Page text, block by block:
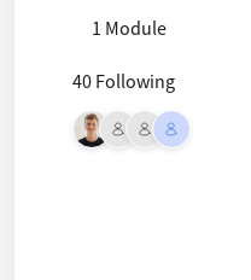
1 Module
40 Following